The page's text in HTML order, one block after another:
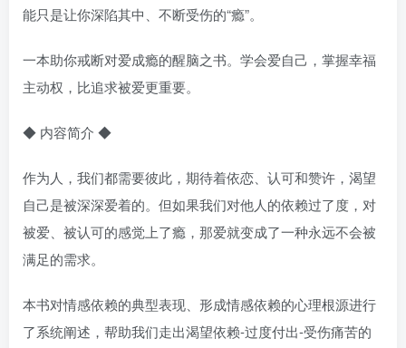
能只是让你深陷其中、不断受伤的“瘾”。
一本助你戒断对爱成瘾的醒脑之书。学会爱自己，掌握幸福
主动权，比追求被爱更重要。
◆ 内容简介 ◆
作为人，我们都需要彼此，期待着依恋、认可和赞许，渴望
自己是被深深爱着的。但如果我们对他人的依赖过了度，对
被爱、被认可的感觉上了瘾，那爱就变成了一种永远不会被
满足的需求。
本书对情感依赖的典型表现、形成情感依赖的心理根源进行
了系统阐述，帮助我们走出渴望依赖-过度付出-受伤痛苦的